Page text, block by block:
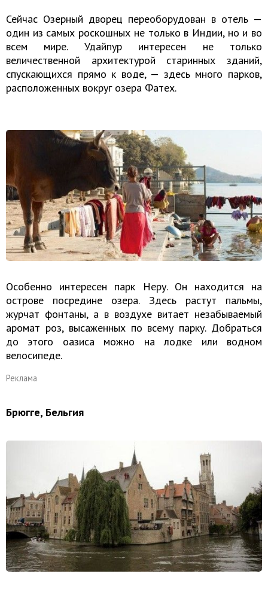
Сейчас Озерный дворец переоборудован в отель —
один из самых роскошных не только в Индии, но и во
всем мире. Удайпур интересен не только
величественной архитектурой старинных зданий,
спускающихся прямо к воде, — здесь много парков,
расположенных вокруг озера Фатех.
Особенно интересен парк Неру. Он находится на
острове посредине озера. Здесь растут пальмы,
журчат фонтаны, а в воздухе витает незабываемый
аромат роз, высаженных по всему парку. Добраться
до этого оазиса можно на лодке или водном
велосипеде.
Реклама
Брюгге, Бельгия